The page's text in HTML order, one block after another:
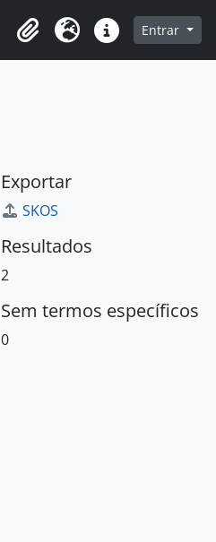
Área de Transferência
Idioma Atalhos Entrar
Exportar
SKOS
Resultados
2
Sem termos específicos
0